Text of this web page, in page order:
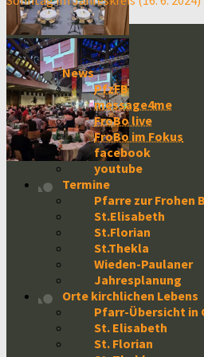
News
PfzFB
message4me
FroBo live
FroBo im Fokus
facebook
youtube
Termine
Pfarre zur Frohen
St.Elisabeth
St.Florian
St.Thekla
Wieden-Paulaner
Jahresplanung
Orte kirchlichen Lebens
Pfarr-Übersicht in
St. Elisabeth
St. Florian